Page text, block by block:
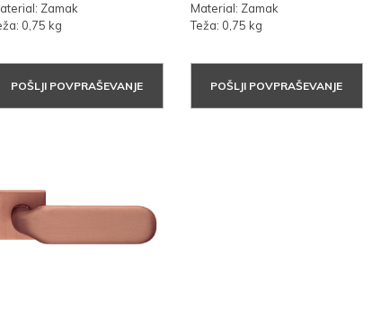
Zamak
0,75 kg
POŠLJI POVPRAŠEVANJE
Material: Zamak
Teža: 0,75 kg
POŠLJI POVPRAŠEVANJE